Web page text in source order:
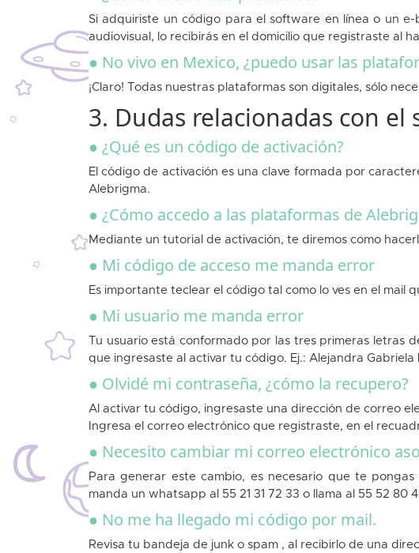
Si adquiriste un código para el software en línea o un
audiovisual, lo recibirás en el domicilio que registraste al
● No vivo en Mexico, ¿puedo usar las
¡Claro! Todas nuestras plataformas son digitales, sólo
3. Dudas relacionadas con
● ¿Qué es un código de activación?
El código de activación es una clave formada por
Alebrigma.
● ¿Cómo accedo a las plataformas de
Mediante un tutorial de activación, te diremos como
● Mi código de acceso me manda error
Es importante teclear el código tal como lo ves en el mail
● Mi usuario me manda error
Tu usuario está conformado por las tres primeras letras
que ingresaste al activar tu código. Ej.: Alejandra Gabriela
● Olvidé mi contraseña, ¿cómo la recupero?
Al activar tu código, ingresaste una dirección de correo
Ingresa el correo electrónico que registraste, en el
● Necesito cambiar mi correo electrónico
Para generar este cambio, es necesario que te
manda un whatsapp al 55 21 31 72 33 o llama al 55 52 80
● No me ha llegado mi código por mail.
Revisa tu bandeja de junk o spam , al recibirlo de una